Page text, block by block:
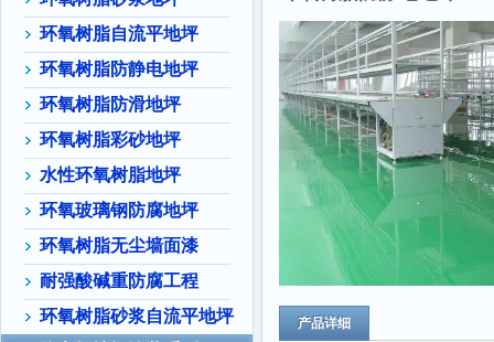
环氧树脂自流平地坪
环氧树脂防静电地坪
环氧树脂防滑地坪
环氧树脂彩砂地坪
水性环氧树脂地坪
环氧玻璃钢防腐地坪
环氧树脂无尘墙面漆
耐强酸碱重防腐工程
环氧树脂砂浆自流平地坪
产品详细